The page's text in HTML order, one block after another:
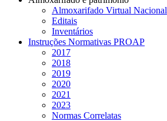
Almoxarifado Virtual Nacional
Editais
Inventários
Instruções Normativas PROAP
2017
2018
2019
2020
2021
2023
Normas Correlatas